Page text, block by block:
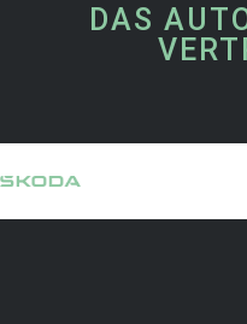
DAS